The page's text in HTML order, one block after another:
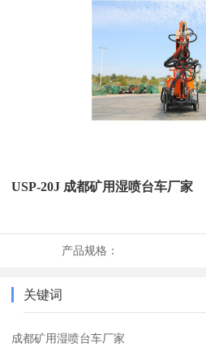
USP-20J 成都矿用湿喷台车厂家
产品规格：
关键词
成都矿用湿喷台车厂家